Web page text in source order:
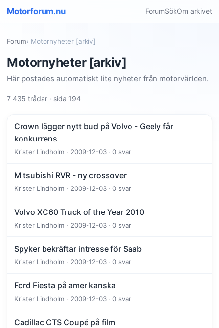
Motorforum.nu ForumSökOm arkivet
Forum› Motornyheter [arkiv]
Motornyheter [arkiv]
Här postades automatiskt lite nyheter från motorvärlden.
7 435 trådar · sida 194
Crown lägger nytt bud på Volvo - Geely får
konkurrens
Krister Lindholm · 2009-12-03 · 0 svar
Mitsubishi RVR - ny crossover
Krister Lindholm · 2009-12-03 · 0 svar
Volvo XC60 Truck of the Year 2010
Krister Lindholm · 2009-12-03 · 0 svar
Spyker bekräftar intresse för Saab
Krister Lindholm · 2009-12-03 · 0 svar
Ford Fiesta på amerikanska
Krister Lindholm · 2009-12-03 · 0 svar
Cadillac CTS Coupé på film